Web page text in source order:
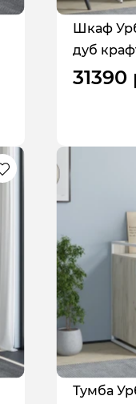
Шкаф
дуб
31390
Тумба